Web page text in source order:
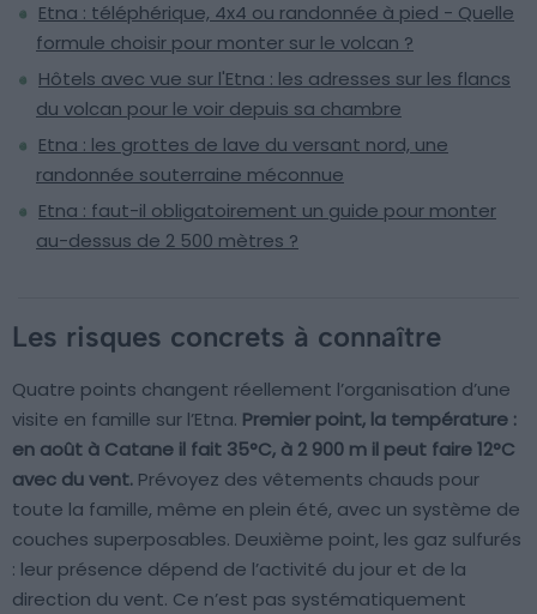
Etna : téléphérique, 4x4 ou randonnée à pied - Quelle
formule choisir pour monter sur le volcan ?
Hôtels avec vue sur l'Etna : les adresses sur les flancs
du volcan pour le voir depuis sa chambre
Etna : les grottes de lave du versant nord, une
randonnée souterraine méconnue
Etna : faut-il obligatoirement un guide pour monter
au-dessus de 2 500 mètres ?
Les risques concrets à connaître
Quatre points changent réellement l’organisation d’une
visite en famille sur l’Etna. Premier point, la température :
en août à Catane il fait 35°C, à 2 900 m il peut faire 12°C
avec du vent. Prévoyez des vêtements chauds pour
toute la famille, même en plein été, avec un système de
couches superposables. Deuxième point, les gaz sulfurés
: leur présence dépend de l’activité du jour et de la
direction du vent. Ce n’est pas systématiquement